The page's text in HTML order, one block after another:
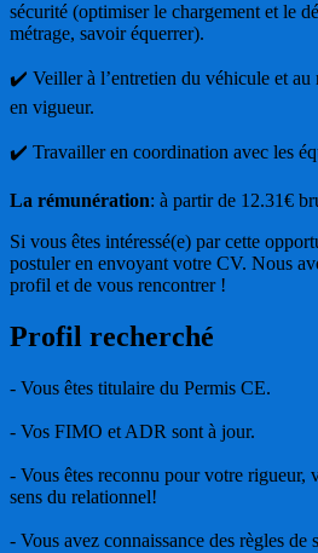
sécurité (optimiser le chargement et le
métrage, savoir équerrer).
✔️ Veiller à l’entretien du véhicule et au
en vigueur.
✔️ Travailler en coordination avec les
La rémunération: à partir de 12.31€
Si vous êtes intéressé(e) par cette
postuler en envoyant votre CV. Nous
profil et de vous rencontrer !
Profil recherché
- Vous êtes titulaire du Permis CE.
- Vos FIMO et ADR sont à jour.
- Vous êtes reconnu pour votre rigueur,
sens du relationnel!
- Vous avez connaissance des règles de